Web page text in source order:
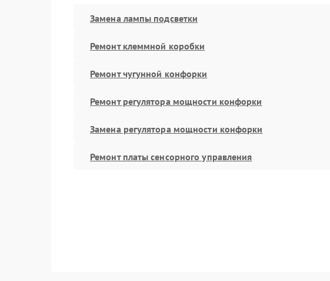
Замена лампы подсветки
Ремонт клеммной коробки
Ремонт чугунной конфорки
Ремонт регулятора мощности конфорки
Замена регулятора мощности конфорки
Ремонт платы сенсорного управления